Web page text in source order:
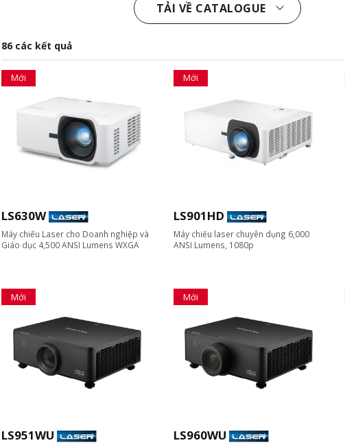
TẢI VỀ CATALOGUE
86 các kết quả
Mới
LS630W
Máy chiếu Laser cho Doanh nghiệp và
Giáo dục 4,500 ANSI Lumens WXGA
Mới
LS901HD
Máy chiếu laser chuyên dụng 6,000
ANSI Lumens, 1080p
Mới
LS951WU
Mới
LS960WU